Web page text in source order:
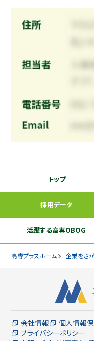
トップ
採用データ
活躍する高専OBOG
高専プラスホーム 企業をさ
会社情報 個人情報
プライバシーポリシー